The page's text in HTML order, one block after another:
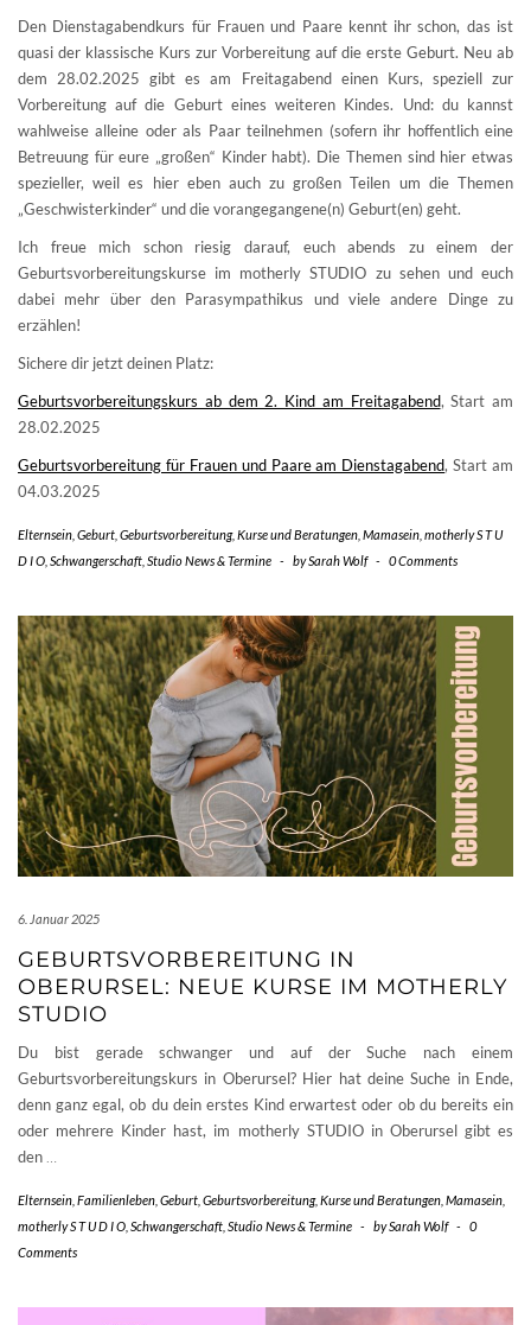
Den Dienstagabendkurs für Frauen und Paare kennt ihr schon, das ist
quasi der klassische Kurs zur Vorbereitung auf die erste Geburt. Neu ab
dem 28.02.2025 gibt es am Freitagabend einen Kurs, speziell zur
Vorbereitung auf die Geburt eines weiteren Kindes. Und: du kannst
wahlweise alleine oder als Paar teilnehmen (sofern ihr hoffentlich eine
Betreuung für eure „großen“ Kinder habt). Die Themen sind hier etwas
spezieller, weil es hier eben auch zu großen Teilen um die Themen
„Geschwisterkinder“ und die vorangegangene(n) Geburt(en) geht.
Ich freue mich schon riesig darauf, euch abends zu einem der
Geburtsvorbereitungskurse im motherly STUDIO zu sehen und euch
dabei mehr über den Parasympathikus und viele andere Dinge zu
erzählen!
Sichere dir jetzt deinen Platz:
Geburtsvorbereitungskurs ab dem 2. Kind am Freitagabend, Start am
28.02.2025
Geburtsvorbereitung für Frauen und Paare am Dienstagabend, Start am
04.03.2025
Elternsein Geburt Geburtsvorbereitung, Kurse und Beratungen Mamasein motherly S T U
D I O Schwangerschaft Studio News & Termine - bySarah Wolf - 0 Comments
6. Januar 2025
GEBURTSVORBEREITUNG IN
OBERURSEL: NEUE KURSE IM MOTHERLY
STUDIO
Du bist gerade schwanger und auf der Suche nach einem
Geburtsvorbereitungskurs in Oberursel? Hier hat deine Suche in Ende,
denn ganz egal, ob du dein erstes Kind erwartest oder ob du bereits ein
oder mehrere Kinder hast, im motherly STUDIO in Oberursel gibt es
den
Elternsein Familienleben Geburt Geburtsvorbereitung, Kurse und Beratungen Mamasein
motherly S T U D I O Schwangerschaft Studio News & Termine - bySarah Wolf -
0
Comments